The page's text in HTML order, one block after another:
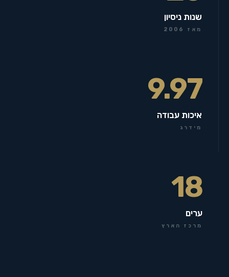
שנות ניסיון
מאז 2006
9.97
איכות עבודה
מידרג
18
ערים
מרכז הארץ